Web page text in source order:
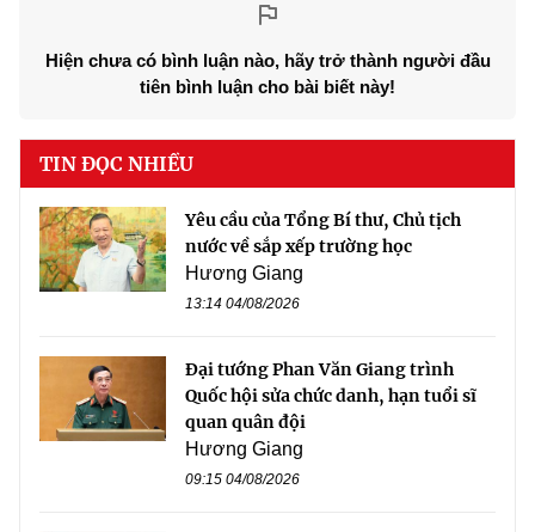
Hiện chưa có bình luận nào, hãy trở thành người đầu
tiên bình luận cho bài biết này!
TIN ĐỌC NHIỀU
Yêu cầu của Tổng Bí thư, Chủ tịch
nước về sắp xếp trường học
Hương Giang
13:14 04/08/2026
Đại tướng Phan Văn Giang trình
Quốc hội sửa chức danh, hạn tuổi sĩ
quan quân đội
Hương Giang
09:15 04/08/2026